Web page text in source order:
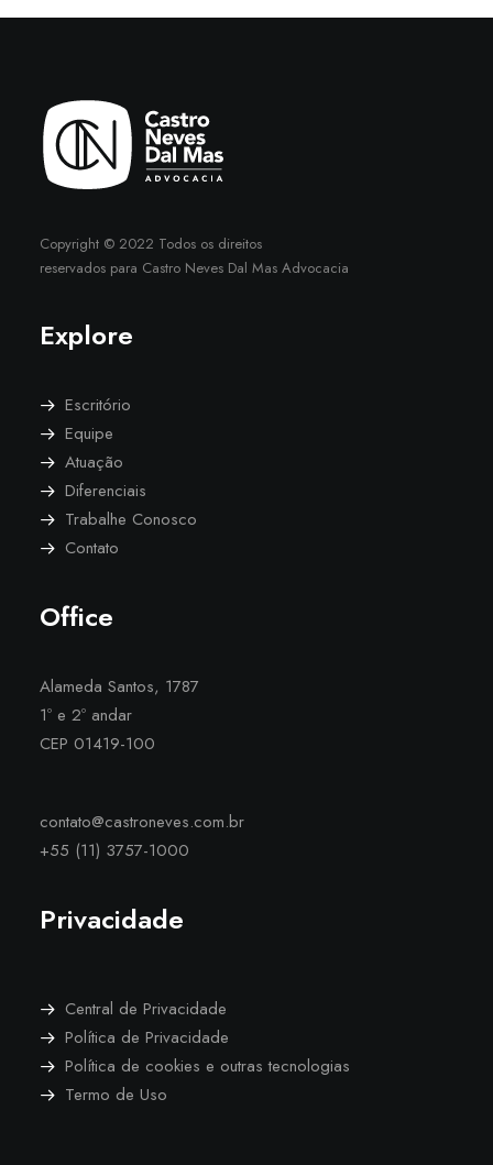
Copyright © 2022 Todos os direitos
reservados para Castro Neves Dal Mas Advocacia
Explore
Escritório
Equipe
Atuação
Diferenciais
Trabalhe Conosco
Contato
Office
Alameda Santos, 1787
1º e 2º andar
CEP 01419-100
contato@castroneves.com.br
+55 (11) 3757-1000
Privacidade
Central de Privacidade
Política de Privacidade
Política de cookies e outras tecnologias
Termo de Uso